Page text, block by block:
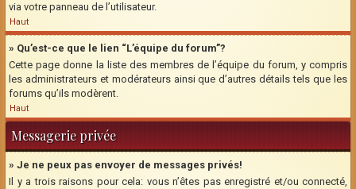
via votre panneau de l’utilisateur.
Haut
» Qu’est-ce que le lien “L’équipe du forum”?
Cette page donne la liste des membres de l’équipe du forum, y compris
les administrateurs et modérateurs ainsi que d’autres détails tels que les
forums qu’ils modèrent.
Haut
Messagerie privée
» Je ne peux pas envoyer de messages privés!
Il y a trois raisons pour cela: vous n’êtes pas enregistré et/ou connecté,